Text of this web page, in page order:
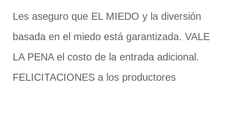
Les aseguro que EL MIEDO y la diversión
basada en el miedo está garantizada. VALE
LA PENA el costo de la entrada adicional.
FELICITACIONES a los productores